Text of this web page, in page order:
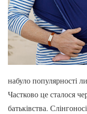
набуло популярності
Частково це сталося
батьківства.